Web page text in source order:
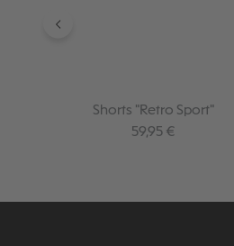
Shorts "Retro Sport"
Regulärer Preis:
59,95 €